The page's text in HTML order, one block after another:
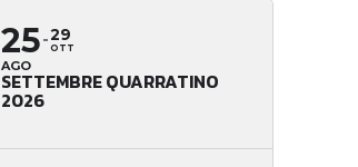
25
AGO
29
OTT
SETTEMBRE QUARRATINO
2026